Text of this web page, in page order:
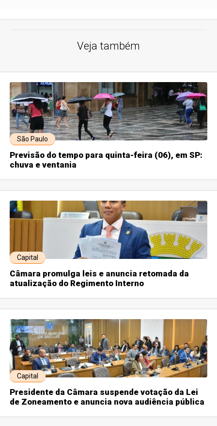
Veja também
São Paulo
Previsão do tempo para quinta-feira (06), em SP:
chuva e ventania
Capital
Câmara promulga leis e anuncia retomada da
atualização do Regimento Interno
Capital
Presidente da Câmara suspende votação da Lei
de Zoneamento e anuncia nova audiência pública